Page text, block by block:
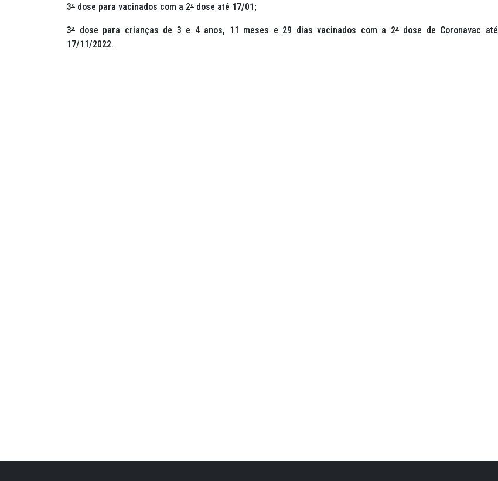
3ª dose para vacinados com a 2ª dose até 17/01;
3ª dose para crianças de 3 e 4 anos, 11 meses e 29 dias vacinados com a 2ªdose de Coronavac até
17/11/2022.